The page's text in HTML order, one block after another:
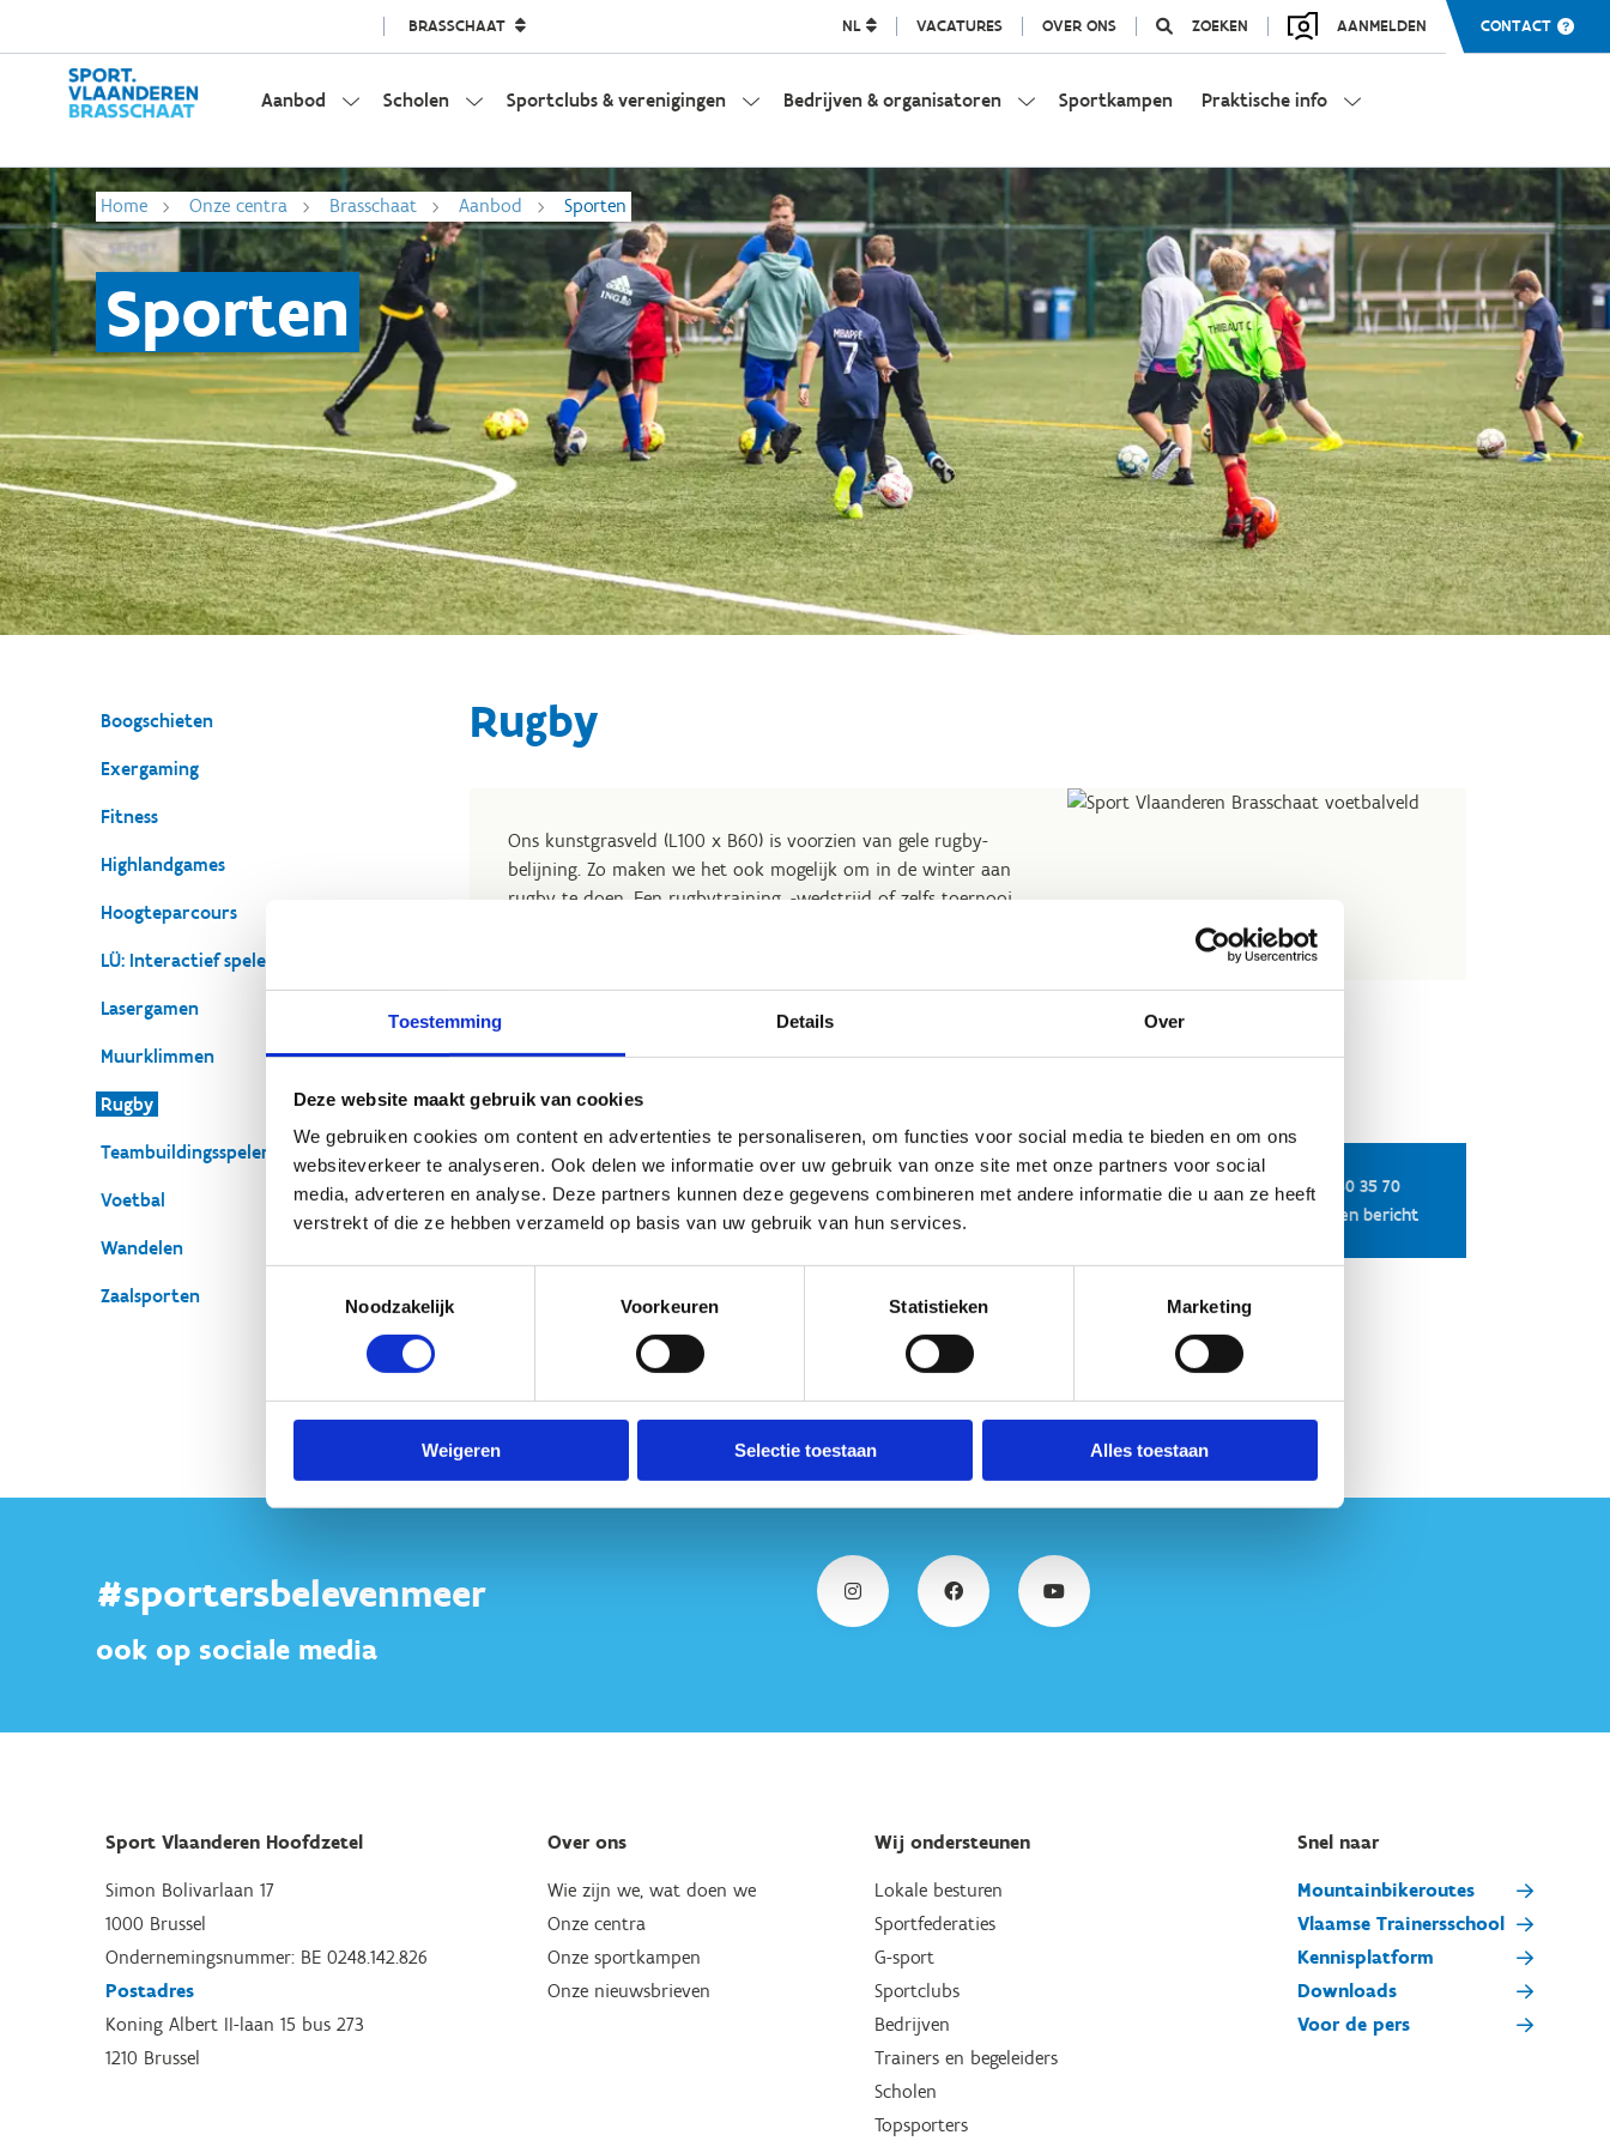
Toestemming Details Over
Deze website maakt gebruik van cookies
We gebruiken cookies om content en advertenties te personaliseren, om functies voor social media te bieden en om ons
websiteverkeer te analyseren. Ook delen we informatie over uw gebruik van onze site met onze partners voor social
media, adverteren en analyse. Deze partners kunnen deze gegevens combineren met andere informatie die u aan ze heeft
verstrekt of die ze hebben verzameld op basis van uw gebruik van hun services.
Noodzakelijk
Voorkeuren Statistieken Marketing
Weigeren Selectie toestaan Alles toestaan
BRASSCHAAT NL VACATURES OVER ONS ZOEKEN AANMELDEN CONTACT
Aanbod Scholen Sportclubs & verenigingen Bedrijven & organisatoren Sportkampen Praktische info
Home Onze centra Brasschaat Aanbod Sporten
Sporten
Boogschieten
Exergaming
Fitness
Highlandgames
Hoogteparcours
LÜ: Interactief spelen
Lasergamen
Muurklimmen
Rugby
Teambuildingsspelen
Voetbal
Wandelen
Zaalsporten
Rugby
Ons kunstgrasveld (L100 x B60) is voorzien van gele rugby-
belijning. Zo maken we het ook mogelijk om in de winter aan
rugby te doen. Een rugbytraining, -wedstrijd of zelfs toernooi
Reserveer het kunstgrasveld
Meer weten? Neem contact met ons op
+32 3 640 35 70
Stuur een bericht
#sportersbelevenmeer
ook op sociale media
Sport Vlaanderen Hoofdzetel
Simon Bolivarlaan 17
1000 Brussel
Ondernemingsnummer: BE 0248.142.826
Postadres
Koning Albert II-laan 15 bus 273
1210 Brussel
Over ons
Wie zijn we, wat doen we
Onze centra
Onze sportkampen
Onze nieuwsbrieven
Wij ondersteunen
Lokale besturen
Sportfederaties
G-sport
Sportclubs
Bedrijven
Trainers en begeleiders
Scholen
Topsporters
Snel naar
Mountainbikeroutes
Vlaamse Trainersschool
Kennisplatform
Downloads
Voor de pers